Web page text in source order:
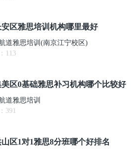
区雅思培训机构哪里最好
道雅思培训(南京江宁校区)
113
美区0基础雅思补习机构哪个比较好
道雅思培训
391
区1对1雅思8分班哪个好排名